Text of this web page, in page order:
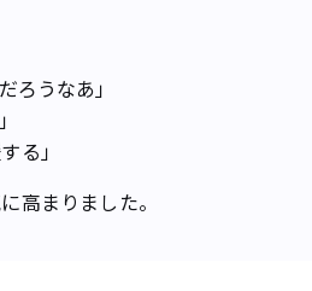
ろうなあ」
る」
高まりました。